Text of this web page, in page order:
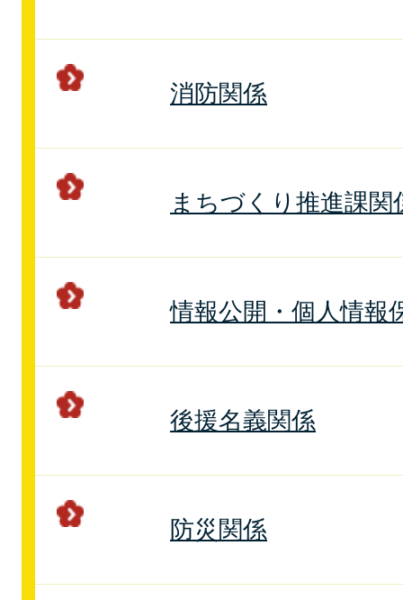
消防関係
まちづくり推進課関
情報公開・個人情報
後援名義関係
防災関係